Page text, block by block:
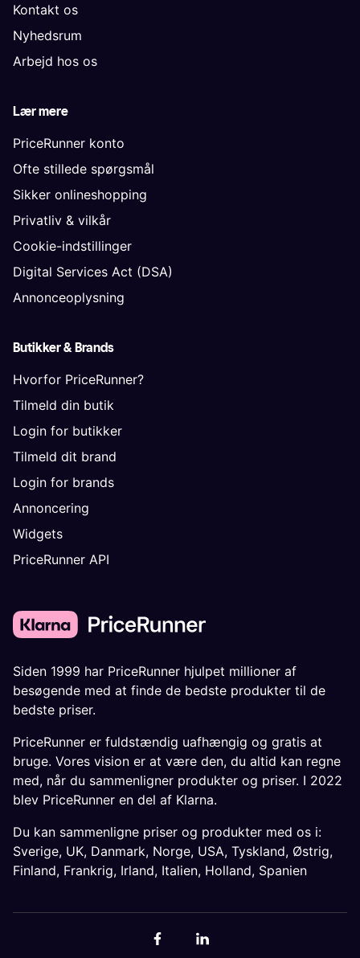
Kontakt os
Nyhedsrum
Arbejd hos os
Lær mere
PriceRunner konto
Ofte stillede spørgsmål
Sikker onlineshopping
Privatliv & vilkår
Cookie-indstillinger
Digital Services Act (DSA)
Annonceoplysning
Butikker & Brands
Hvorfor PriceRunner?
Tilmeld din butik
Login for butikker
Tilmeld dit brand
Login for brands
Annoncering
Widgets
PriceRunner API
Siden 1999 har PriceRunner hjulpet millioner af
besøgende med at finde de bedste produkter til de
bedste priser.
PriceRunner er fuldstændig uafhængig og gratis at
bruge. Vores vision er at være den, du altid kan regne
med, når du sammenligner produkter og priser. I 2022
blev PriceRunner en del af Klarna.
Du kan sammenligne priser og produkter med os i:
Sverige, UK, Danmark, Norge, USA, Tyskland, Østrig,
Finland, Frankrig, Irland, Italien, Holland, Spanien